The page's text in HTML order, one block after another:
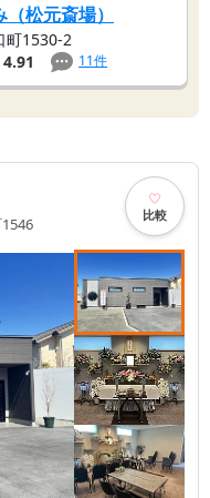
松元斎場）
町1530-2
4.91 11件
比較